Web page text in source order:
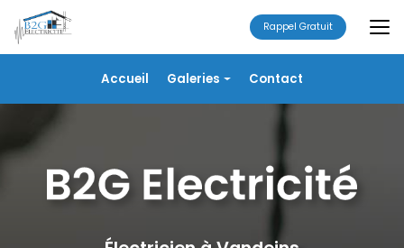
au
contenu
principal
Accueil Galeries
Chauffage/VMC
Portails
Contact
Rappel Gratuit